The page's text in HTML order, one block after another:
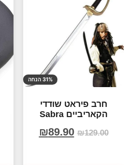
31% הנחה
חרב פיראט שודדי
הקאריביים Sabra
₪129.00
₪89.90